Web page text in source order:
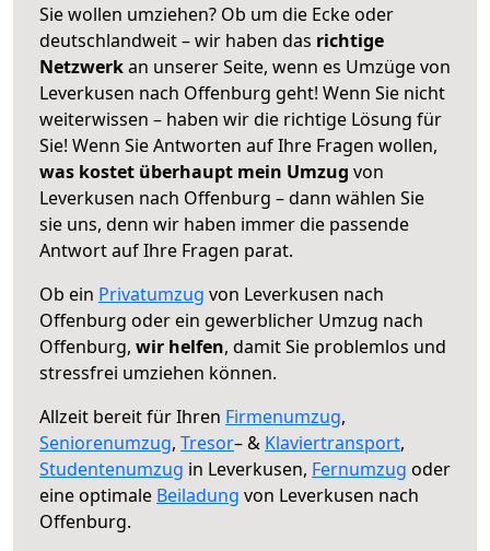
Sie wollen umziehen? Ob um die Ecke oder
deutschlandweit – wir haben das richtige
Netzwerkan unserer Seite, wenn es Umzüge von
Leverkusen nach Offenburg geht! Wenn Sie nicht
weiterwissen – haben wir die richtige Lösung für
Sie! Wenn Sie Antworten auf Ihre Fragen wollen,
was kostet überhaupt mein Umzug von
Leverkusen nach Offenburg – dann wählen Sie
sie uns, denn wir haben immer die passende
Antwort auf Ihre Fragen parat.
Ob ein Privatumzug von Leverkusen nach
Offenburg oder ein gewerblicher Umzug nach
Offenburg, wir helfen, damit Sie problemlos und
stressfrei umziehen können.
Allzeit bereit für Ihren Firmenumzug,
Seniorenumzug, Tresor– & Klaviertransport,
Studentenumzug in Leverkusen, Fernumzug oder
eine optimale Beiladung von Leverkusen nach
Offenburg.